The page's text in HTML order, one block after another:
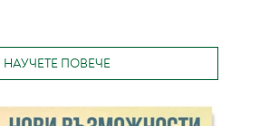
НАУЧЕТЕ ПОВЕЧЕ